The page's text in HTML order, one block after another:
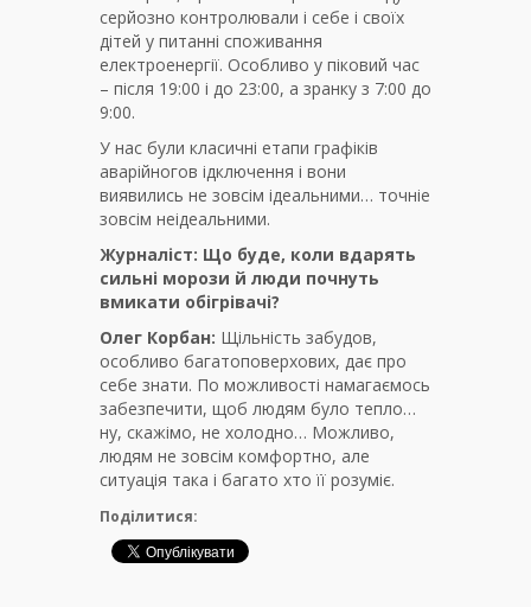
серйозно контролювали і себе і своїх
дітей у питанні споживання
електроенергії. Особливо у піковий час
– після 19:00 і до 23:00, а зранку з 7:00 до
9:00.
У нас були класичні етапи графіків
аварійногов ідключення і вони
виявились не зовсім ідеальними… точніе
зовсім неідеальними.
Журналіст: Що буде, коли вдарять
сильні морози й люди почнуть
вмикати обігрівачі?
Олег Корбан: Щільність забудов,
особливо багатоповерхових, дає про
себе знати. По можливості намагаємось
забезпечити, щоб людям було тепло…
ну, скажімо, не холодно… Можливо,
людям не зовсім комфортно, але
ситуація така і багато хто її розуміє.
Поділитися: